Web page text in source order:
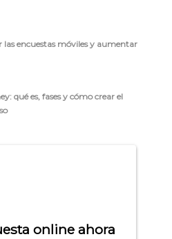
encuestas móviles y aumentar
qué es, fases y cómo crear el
online ahora